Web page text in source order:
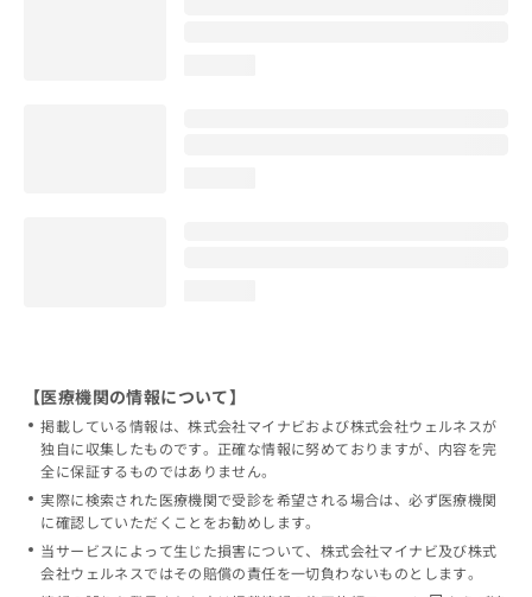
【医療機関の情報について】
掲載している情報は、株式会社マイナビおよび株式会社ウェルネスが
独自に収集したものです。正確な情報に努めておりますが、内容を完
全に保証するものではありません。
実際に検索された医療機関で受診を希望される場合は、必ず医療機関
に確認していただくことをお勧めします。
当サービスによって生じた損害について、株式会社マイナビ及び株式
会社ウェルネスではその賠償の責任を一切負わないものとします。